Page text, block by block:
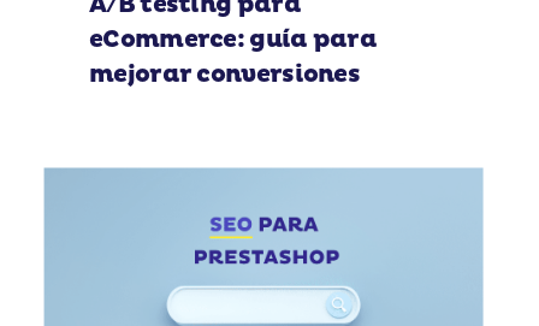
eCommerce: guía para
mejorar conversiones